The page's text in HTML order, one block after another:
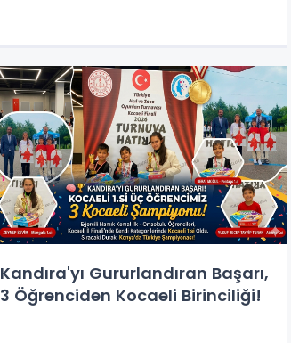
Kandıra'yı Gururlandıran Başarı,
3 Öğrenciden Kocaeli Birinciliği!